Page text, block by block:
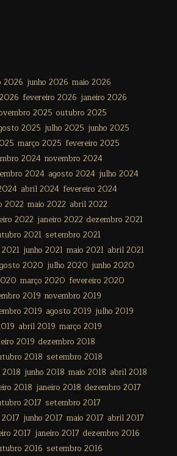
2026 junho 2026 maio 2026
fevereiro 2026 janeiro 2026
2025 outubro 2025
2025 julho 2025 junho 2025
março 2025 fevereiro 2025
2024 novembro 2024
2024 agosto 2024 julho 2024
abril 2024 fevereiro 2024
2022 maio 2022 abril 2022
2022 janeiro 2022 dezembro 2021
2021 setembro 2021
junho 2021 maio 2021 abril 2021
2020 julho 2020 junho 2020
março 2020 fevereiro 2020
2019 novembro 2019
2019 agosto 2019 julho 2019
abril 2019 março 2019
2019 dezembro 2018
2018 setembro 2018
junho 2018 maio 2018 abril 2018
2018 janeiro 2018 dezembro 2017
2017 setembro 2017
junho 2017 maio 2017 abril 2017
2017 janeiro 2017 dezembro 2016
2016 setembro 2016